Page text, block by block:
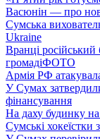
Васюнін — про
Сумська
Ukraine
Вранці російський
громадіФОТО
Армія РФ
У Сумах
фінансування
На даху будинку
Сумські хокеїстки